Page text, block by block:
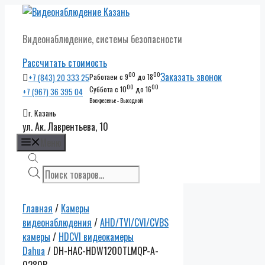
Перейти
содержимому
Видеонаблюдение, системы безопасности
Рассчитать стоимость
+7 (843) 20 333 25
+7 (967) 36 395 04
Работаем с 900 до 1800
Суббота с 1000 до 1600
Воскресенье - Выходной
Заказать звонок
г. Казань
ул. Ак. Лаврентьева, 10
Поиск
товаров
Главная / Камеры
видеонаблюдения /AHD/TVI/CVI/CVBS
камеры / HDCVI видеокамеры
Dahua / DH-HAC-HDW1200TLMQP-A-